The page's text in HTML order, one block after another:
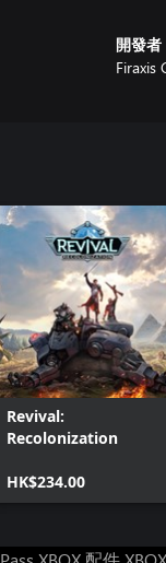
開發者
Firaxis
Revival:
Recolonization
HK$234.00